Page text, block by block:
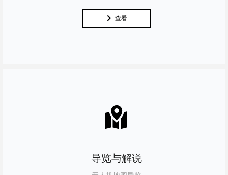
낑 查看
导览与解说
낕